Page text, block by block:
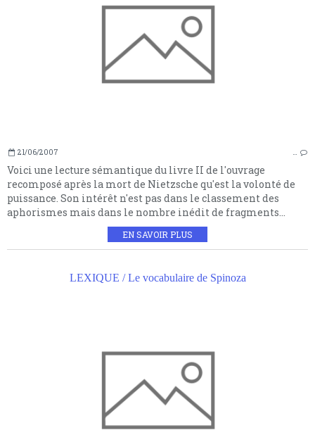
21/06/2007
Voici une lecture sémantique du livre II de l'ouvrage
recomposé après la mort de Nietzsche qu'est la volonté de
puissance. Son intérêt n'est pas dans le classement des
aphorismes mais dans le nombre inédit de fragments...
EN SAVOIR PLUS
LEXIQUE / Le vocabulaire de Spinoza